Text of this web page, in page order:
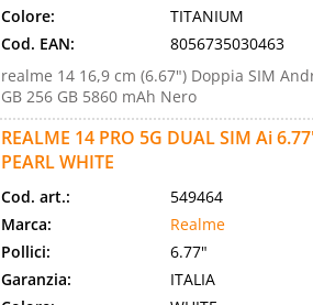
Colore:
TITANIUM
Cod. EAN:
8056735030463
realme 14 16,9 cm (6.67") Doppia SIM
GB 256 GB 5860 mAh Nero
REALME 14 PRO 5G DUAL SIM Ai
PEARL WHITE
Cod. art.:
549464
Marca:
Realme
Pollici:
6.77"
Garanzia:
ITALIA